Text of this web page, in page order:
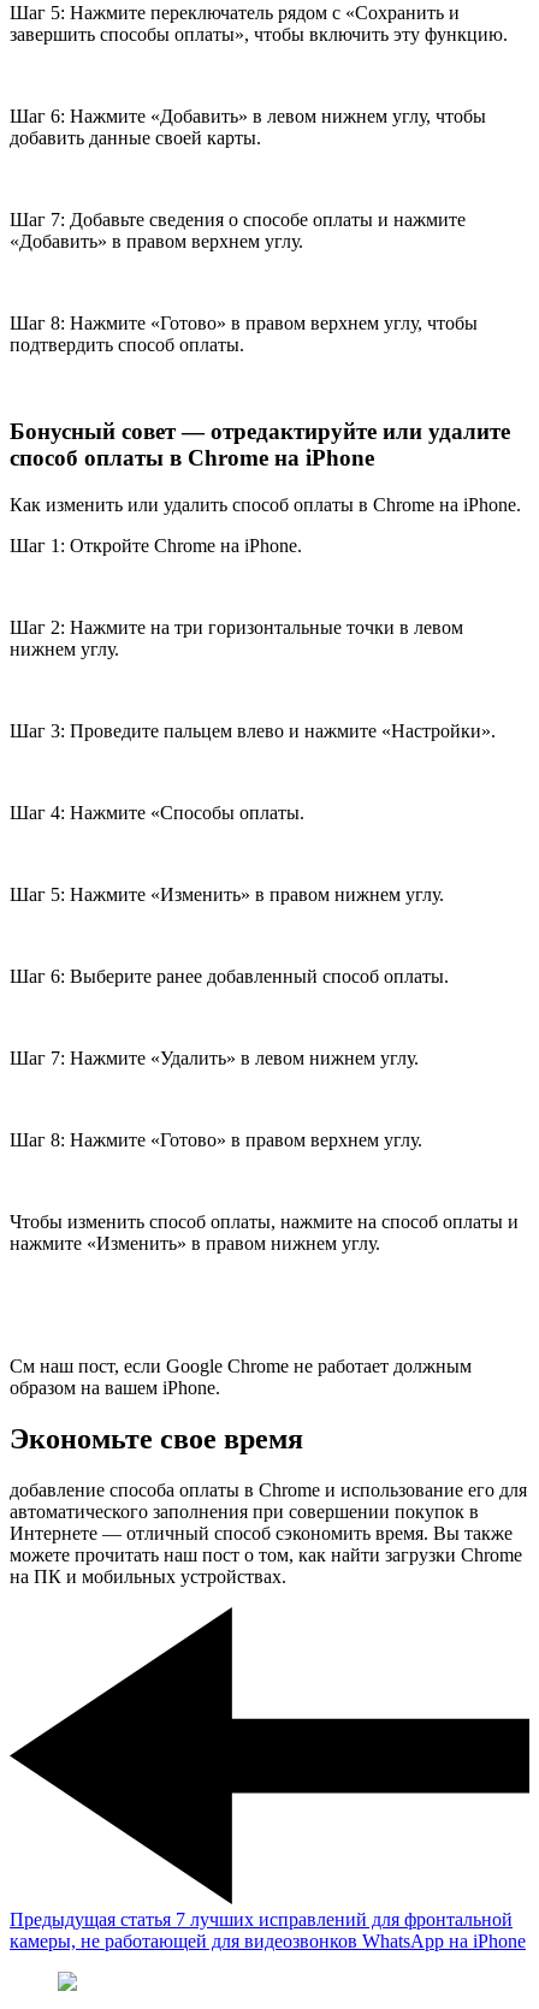
Шаг 5: Нажмите переключатель рядом с «Сохранить и
завершить способы оплаты», чтобы включить эту функцию.
Шаг 6: Нажмите «Добавить» в левом нижнем углу, чтобы
добавить данные своей карты.
Шаг 7: Добавьте сведения о способе оплаты и нажмите
«Добавить» в правом верхнем углу.
Шаг 8: Нажмите «Готово» в правом верхнем углу, чтобы
подтвердить способ оплаты.
Бонусный совет — отредактируйте или удалите
способ оплаты в Chrome на iPhone
Как изменить или удалить способ оплаты в Chrome на iPhone.
Шаг 1: Откройте Chrome на iPhone.
Шаг 2: Нажмите на три горизонтальные точки в левом
нижнем углу.
Шаг 3: Проведите пальцем влево и нажмите «Настройки».
Шаг 4: Нажмите «Способы оплаты.
Шаг 5: Нажмите «Изменить» в правом нижнем углу.
Шаг 6: Выберите ранее добавленный способ оплаты.
Шаг 7: Нажмите «Удалить» в левом нижнем углу.
Шаг 8: Нажмите «Готово» в правом верхнем углу.
Чтобы изменить способ оплаты, нажмите на способ оплаты и
нажмите «Изменить» в правом нижнем углу.
См наш пост, если Google Chrome не работает должным
образом на вашем iPhone.
Экономьте свое время
добавление способа оплаты в Chrome и использование его для
автоматического заполнения при совершении покупок в
Интернете — отличный способ сэкономить время. Вы также
можете прочитать наш пост о том, как найти загрузки Chrome
на ПК и мобильных устройствах.
Предыдущая статья 7 лучших исправлений для фронтальной
камеры, не работающей для видеозвонков WhatsApp на iPhone